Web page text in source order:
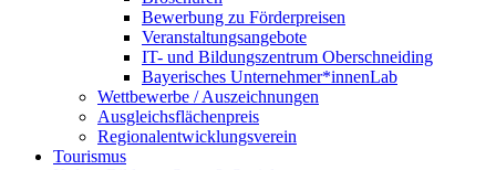
Bewerbung zu Förderpreisen
Veranstaltungsangebote
IT- und Bildungszentrum Oberschneiding
Bayerisches Unternehmer*innenLab
Wettbewerbe / Auszeichnungen
Ausgleichsflächenpreis
Regionalentwicklungsverein
Tourismus